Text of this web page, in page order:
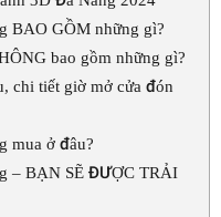
BAO GỒM những gì?
bao gồm những gì?
chi tiết giờ mở cửa đón
mua ở đâu?
– BẠN SẼ ĐƯỢC TRẢI